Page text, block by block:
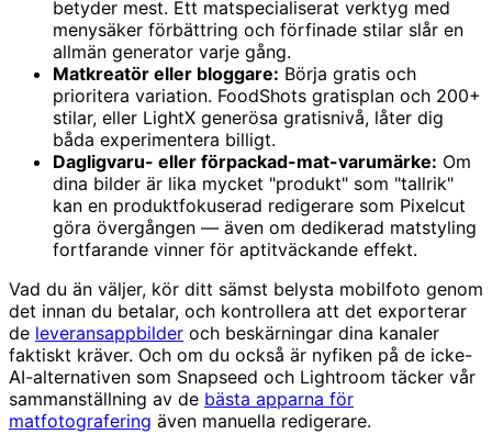
betyder mest. Ett matspecialiserat verktyg med
menysäker förbättring och förfinade stilar slår en
allmän generator varje gång.
Matkreatör eller bloggare: Börja gratis och
prioritera variation. FoodShots gratisplan och 200+
stilar, eller LightX generösa gratisnivå, låter dig
båda experimentera billigt.
Dagligvaru- eller förpackad-mat-varumärke: Om
dina bilder är lika mycket "produkt" som "tallrik"
kan en produktfokuserad redigerare som Pixelcut
göra övergången — även om dedikerad matstyling
fortfarande vinner för aptitväckande effekt.
Vad du än väljer, kör ditt sämst belysta mobilfoto genom
det innan du betalar, och kontrollera att det exporterar
de leveransappbilder och beskärningar dina kanaler
faktiskt kräver. Och om du också är nyfiken på de icke-
AI-alternativen som Snapseed och Lightroom täcker vår
sammanställning av de bästa apparna för
matfotografering även manuella redigerare.